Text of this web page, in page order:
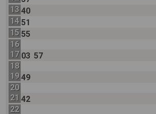
13 40
14 51
15 55
16
17 03 57
18
19 49
20
21 42
22